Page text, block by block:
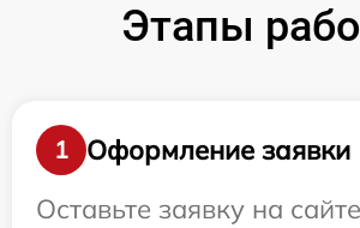
Этапы
1
Оформление заявки
Оставьте заявку на сайте